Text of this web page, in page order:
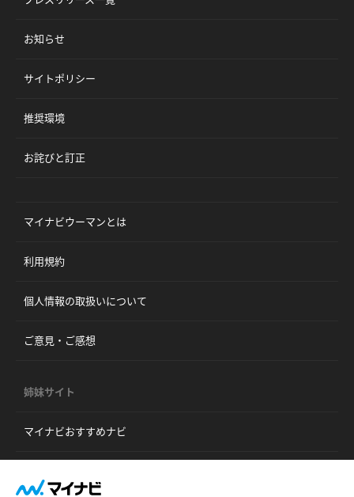
お知らせ
サイトポリシー
推奨環境
お詫びと訂正
マイナビウーマンとは
利用規約
個人情報の取扱いについて
ご意見・ご感想
姉妹サイト
マイナビおすすめナビ